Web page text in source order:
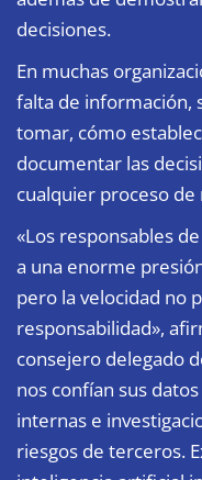
decisiones.
En muchas
falta de información,
tomar, cómo
documentar las
cualquier proceso
«Los responsables
a una enorme
pero la velocidad no
responsabilidad»,
consejero delegado
nos confían sus
internas e
riesgos de terceros.